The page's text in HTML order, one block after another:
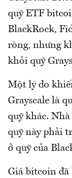
quỹ ETF
BlackRock,
ròng, nhưng
khỏi quỹ
Một lý do
Grayscale là
quỹ khác.
quỹ này phải
ở quỹ của
Giá bitcoin đã